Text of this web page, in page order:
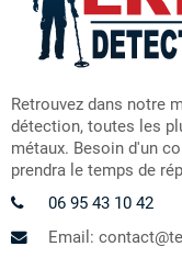
Retrouvez dans notre
détection, toutes les
métaux. Besoin d'un
prendra le temps de
06 95 43 10 42
Email: